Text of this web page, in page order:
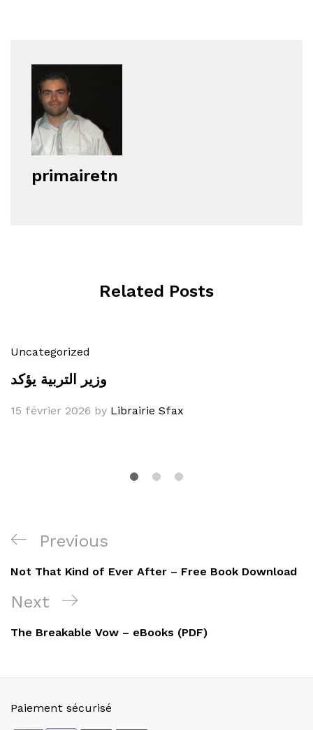
primairetn
Related Posts
Uncategorized
وزير التربية يؤكد
15 février 2026 by Librairie Sfax
Navigation
de
l’article
Previous
Post
Previous
Not That Kind of Ever After – Free Book Download
Next
Post
Next
The Breakable Vow – eBooks (PDF)
Paiement sécurisé